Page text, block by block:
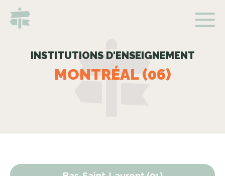
INSTITUTIONS D'ENSEIGNEMENT
MONTRÉAL (06)